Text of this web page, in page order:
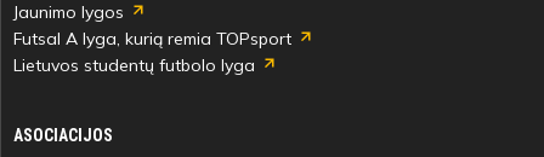
Jaunimo lygos
Futsal A lyga, kurią remia TOPsport
Lietuvos studentų futbolo lyga
ASOCIACIJOS